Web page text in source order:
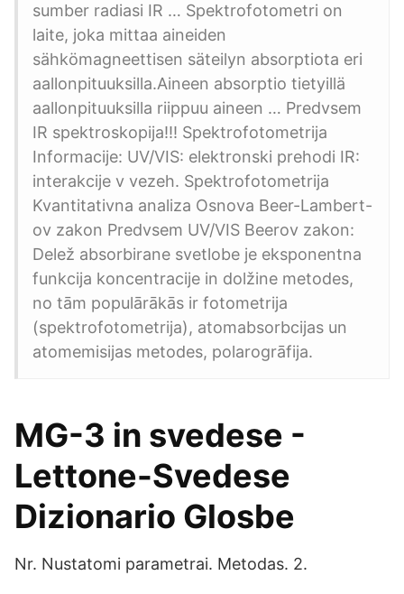
sumber radiasi IR … Spektrofotometri on
laite, joka mittaa aineiden
sähkömagneettisen säteilyn absorptiota eri
aallonpituuksilla.Aineen absorptio tietyillä
aallonpituuksilla riippuu aineen … Predvsem
IR spektroskopija!!! Spektrofotometrija
Informacije: UV/VIS: elektronski prehodi IR:
interakcije v vezeh. Spektrofotometrija
Kvantitativna analiza Osnova Beer-Lambert-
ov zakon Predvsem UV/VIS Beerov zakon:
Delež absorbirane svetlobe je eksponentna
funkcija koncentracije in dolžine metodes,
no tām populārākās ir fotometrija
(spektrofotometrija), atomabsorbcijas un
atomemisijas metodes, polarogrāfija.
MG-3 in svedese -
Lettone-Svedese
Dizionario Glosbe
Nr. Nustatomi parametrai. Metodas. 2.